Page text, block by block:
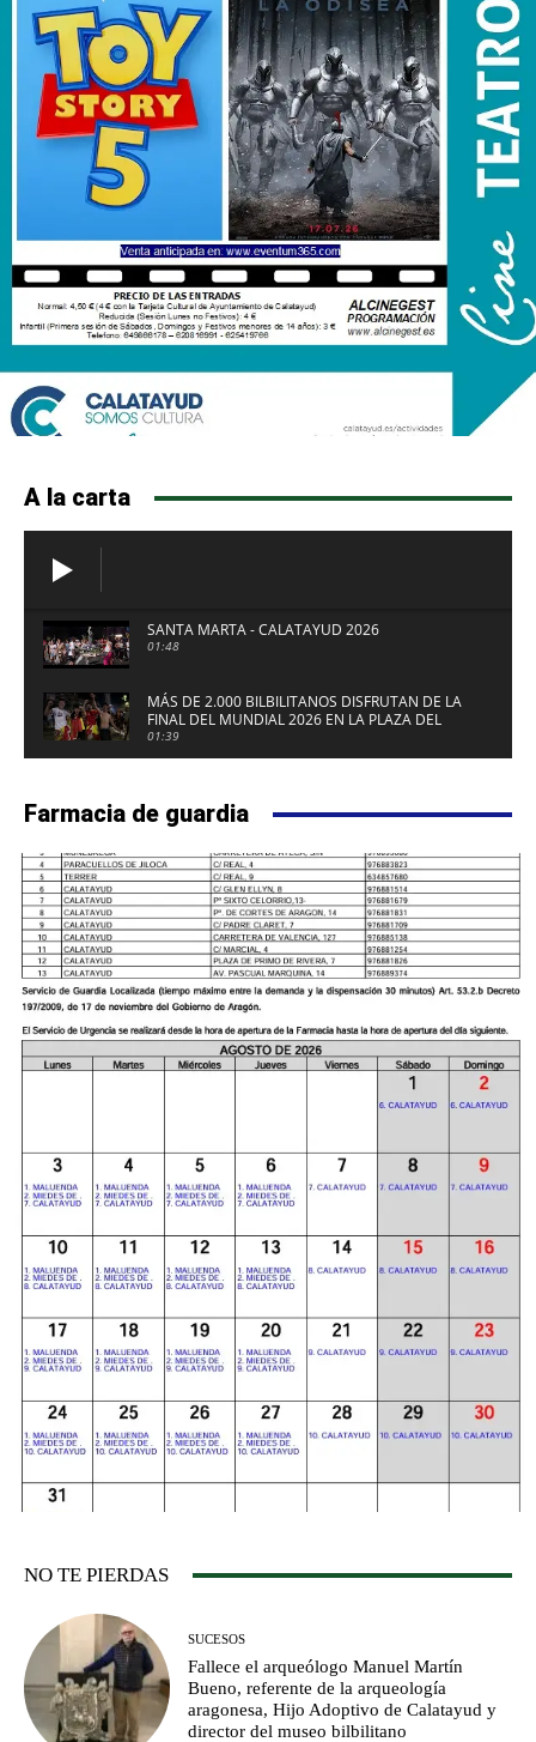
A la carta
SANTA MARTA - CALATAYUD 2026
01:48
MÁS DE 2.000 BILBILITANOS DISFRUTAN DE LA
FINAL DEL MUNDIAL 2026 EN LA PLAZA DEL
FUERTE DE CALATAYUD
01:39
Farmacia de guardia
NO TE PIERDAS
SUCESOS
Fallece el arqueólogo Manuel Martín
Bueno, referente de la arqueología
aragonesa, Hijo Adoptivo de Calatayud y
director del museo bilbilitano